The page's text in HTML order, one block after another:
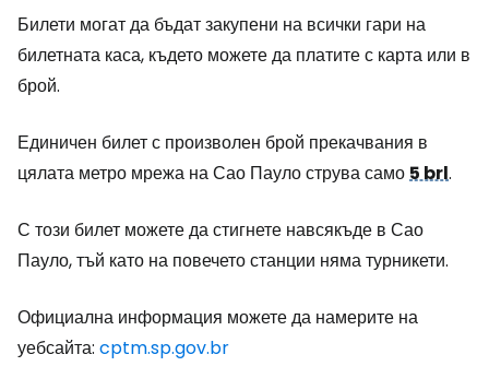
Билети могат да бъдат закупени на всички гари на
билетната каса, където можете да платите с карта или в
брой.
Единичен билет с произволен брой прекачвания в
цялата метро мрежа на Сао Пауло струва само5 brl.
С този билет можете да стигнете навсякъде в Сао
Пауло, тъй като на повечето станции няма турникети.
Официална информация можете да намерите на
уебсайта: cptm.sp.gov.br